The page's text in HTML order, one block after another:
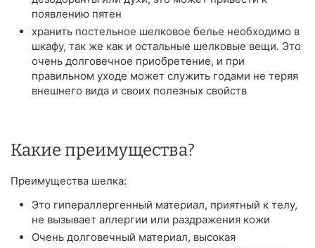
появлению пятен
хранить постельное шелковое белье необходимо в
шкафу, так же как и остальные шелковые вещи. Это
очень долговечное приобретение, и при
правильном уходе может служить годами не теряя
внешнего вида и своих полезных свойств
Какие преимущества?
Преимущества шелка:
Это гипераллергенный материал, приятный к телу,
не вызывает аллергии или раздражения кожи
Очень долговечный материал, высокая